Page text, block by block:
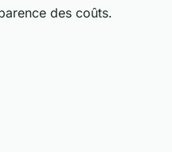
des coûts.